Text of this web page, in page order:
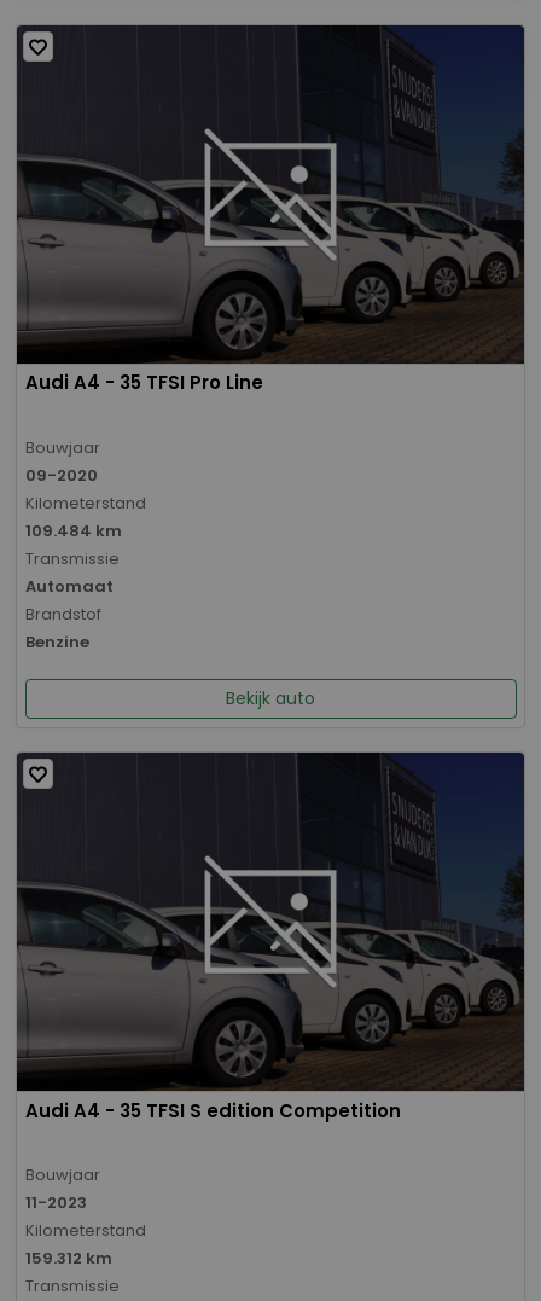
Audi A4 - 35 TFSI Pro Line
Bouwjaar
09-2020
Kilometerstand
109.484 km
Transmissie
Automaat
Brandstof
Benzine
Bekijk auto
Audi A4 - 35 TFSI S edition Competition
Bouwjaar
11-2023
Kilometerstand
159.312 km
Transmissie